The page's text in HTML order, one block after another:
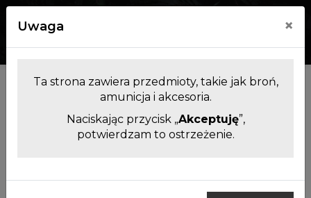
Filtrowanie produktów
Výrobci CAA Gear Up
Uwaga ×
Ta strona zawiera przedmioty, takie jak broń,
amunicja i akcesoria.
Naciskając przycisk „Akceptuję”,
potwierdzam to ostrzeżenie.